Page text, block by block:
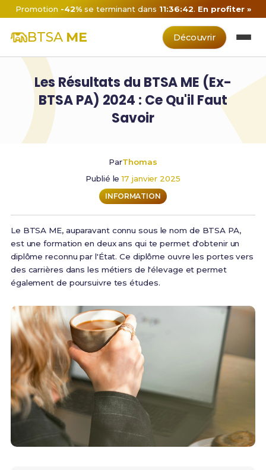
Promotion -42%se terminant dans 11:36:42. En profiter »
BTSA ME Découvrir
Les Résultats du BTSA ME (Ex-
BTSA PA) 2024 : Ce Qu'il Faut
Savoir
ParThomas
Publié le17 janvier 2025
INFORMATION
Le BTSA ME, auparavant connu sous le nom de BTSA PA,
est une formation en deux ans qui te permet d'obtenir un
diplôme reconnu par l'État. Ce diplôme ouvre les portes vers
des carrières dans les métiers de l'élevage et permet
également de poursuivre tes études.